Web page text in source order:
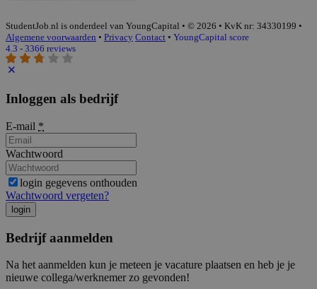
StudentJob.nl is onderdeel van YoungCapital • © 2026 • KvK nr: 34330199 •
Algemene voorwaarden • Privacy Contact • YoungCapital score
4.3 - 3366 reviews
Inloggen als bedrijf
E-mail *
Wachtwoord
login gegevens onthouden
Wachtwoord vergeten?
login
Bedrijf aanmelden
Na het aanmelden kun je meteen je vacature plaatsen en heb je je
nieuwe collega/werknemer zo gevonden!